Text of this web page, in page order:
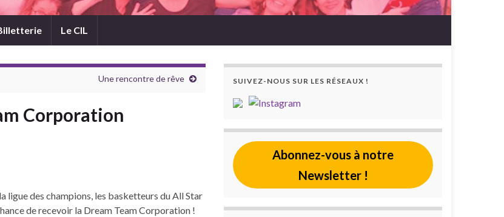
Le CIL
Une rencontre de rêve
Corporation
ligue des champions, les basketteurs du All Star
de recevoir la Dream Team Corporation !
SUIVEZ-NOUS SUR LES RÉSEAUX !
Abonnez-vous à notre
Newsletter !